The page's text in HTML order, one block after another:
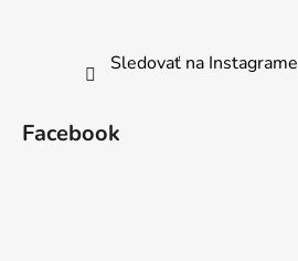
Sledovať na Instagrame
Facebook